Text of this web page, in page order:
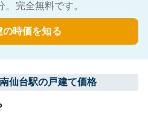
。完全無料です。
の時価を知る
仙台駅の戸建て価格